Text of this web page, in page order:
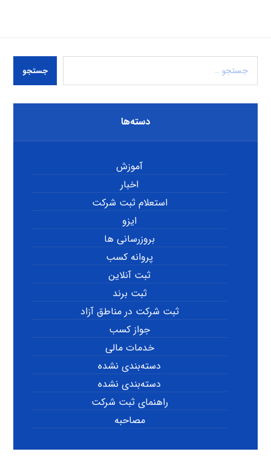
جستجو
دسته‌ها
آموزش
اخبار
استعلام ثبت شرکت
ایزو
بروزرسانی ها
پروانه کسب
ثبت آنلاین
ثبت برند
ثبت شرکت در مناطق آزاد
جواز کسب
خدمات مالی
دسته‌بندی نشده
دسته‌بندی نشده
راهنمای ثبت شرکت
مصاحبه